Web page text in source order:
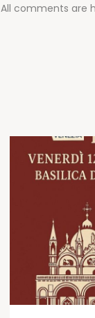
All comments are